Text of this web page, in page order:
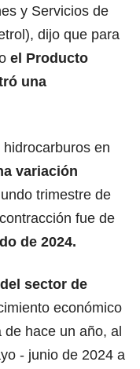
y Servicios de
dijo que para
el Producto
una
en
variación
trimestre de
fue de
de 2024.
sector de
económico
hace un año, al
- junio de 2024 a